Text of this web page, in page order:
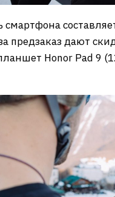
смартфона
предзаказ дают
Honor Pad 9